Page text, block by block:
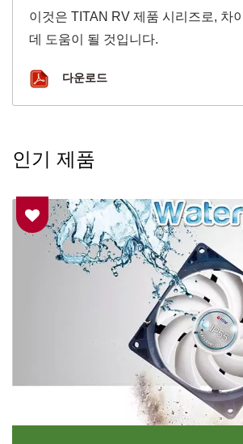
이것은 TITAN RV 제품 시리즈로, 차
데 도움이 될 것입니다.
다운로드
인기 제품